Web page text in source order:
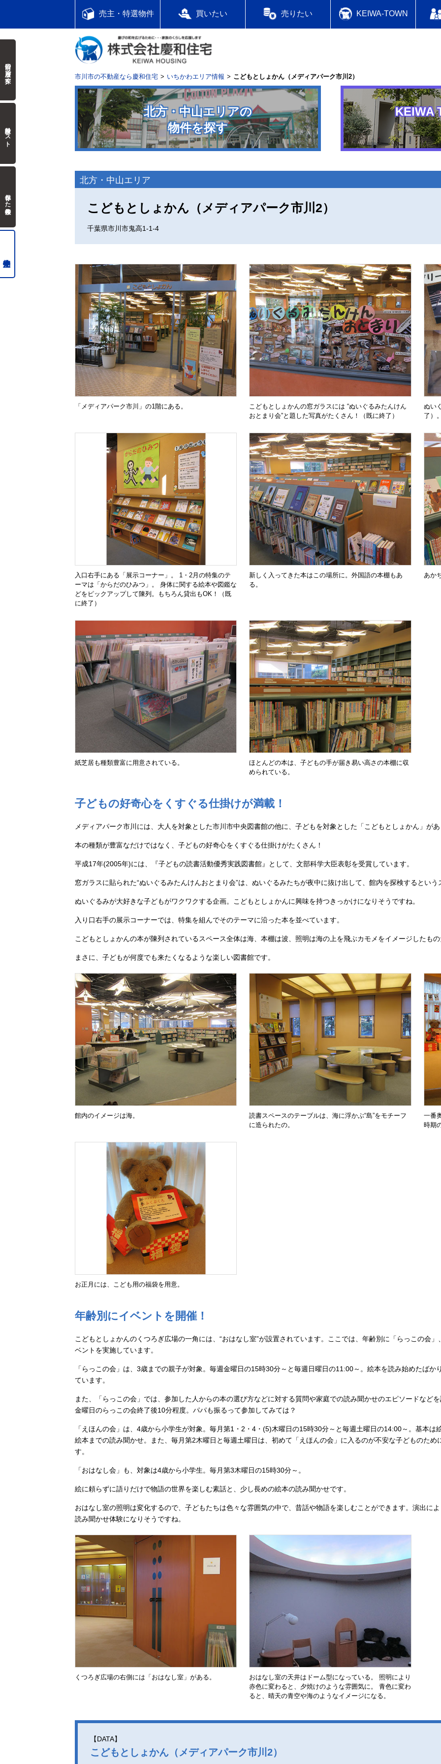
売主・特選物件 買いたい 売りたい KEIWA-TOWN
市川市の不動産なら慶和住宅 いちかわエリア情報 こどもとしょかん（メディアパーク市川2）
北方・中山エリアの
物件を探す
KEIWA
北方・中山エリア
こどもとしょかん（メディアパーク市川2）
千葉県市川市鬼高1-1-4
「メディアパーク市川」の1階にある。
こどもとしょかんの窓ガラスには “ぬいぐるみたんけん
おとまり会”と題した写真がたくさん！（既に終了）
ぬい
了）
入口右手にある「展示コーナー」。 1・2月の特集のテ
ーマは「からだのひみつ」。 身体に関する絵本や図鑑な
どをピックアップして陳列。もちろん貸出もOK！（既
に終了）
新しく入ってきた本はこの場所に。外国語の本棚もあ
る。
あか
紙芝居も種類豊富に用意されている。
ほとんどの本は、子どもの手が届き易い高さの本棚に収
められている。
子どもの好奇心をくすぐる仕掛けが満載！
メディアパーク市川には、大人を対象とした市川市中央図書館の他に、子どもを対象とした「こどもとしょかん」が
本の種類が豊富なだけではなく、子どもの好奇心をくすぐる仕掛けがたくさん！
平成17年(2005年)には、『子どもの読書活動優秀実践図書館』として、文部科学大臣表彰を受賞しています。
窓ガラスに貼られた“ぬいぐるみたんけんおとまり会”は、ぬいぐるみたちが夜中に抜け出して、館内を探検するとい
ぬいぐるみが大好きな子どもがワクワクする企画。こどもとしょかんに興味を持つきっかけになりそうですね。
入り口右手の展示コーナーでは、特集を組んでそのテーマに沿った本を並べています。
こどもとしょかんの本が陳列されているスペース全体は海、本棚は波、照明は海の上を飛ぶカモメをイメージしたも
まさに、子どもが何度でも来たくなるような楽しい図書館です。
館内のイメージは海。
読書スペースのテーブルは、海に浮かぶ“島”をモチーフ
に造られたの。
一番
時期
お正月には、こども用の福袋を用意。
年齢別にイベントを開催！
こどもとしょかんのくつろぎ広場の一角には、“おはなし室”が設置されています。ここでは、年齢別に「らっこの会
ベントを実施しています。
「らっこの会」は、3歳までの親子が対象。毎週金曜日の15時30分～と毎週日曜日の11:00～。絵本を読み始めたば
ています。
また、「らっこの会」では、参加した人からの本の選び方などに対する質問や家庭での読み聞かせのエピソードなど
金曜日のらっこの会終了後10分程度。パパも振るって参加してみては？
「えほんの会」は、4歳から小学生が対象。毎月第1・2・4・(5)木曜日の15時30分～と毎週土曜日の14:00～。基本
絵本までの読み聞かせ。また、毎月第2木曜日と毎週土曜日は、初めて「えほんの会」に入るのが不安な子どものた
す。
「おはなし会」も、対象は4歳から小学生。毎月第3木曜日の15時30分～。
絵に頼らずに語りだけで物語の世界を楽しむ素話と、少し長めの絵本の読み聞かせです。
おはなし室の照明は変化するので、子どもたちは色々な雰囲気の中で、昔話や物語を楽しむことができます。演出に
読み聞かせ体験になりそうですね。
くつろぎ広場の右側には「おはなし室」がある。
おはなし室の天井はドーム型になっている。 照明により
赤色に変わると、夕焼けのような雰囲気に。 青色に変わ
ると、晴天の青空や海のようなイメージになる。
【DATA】
こどもとしょかん（メディアパーク市川2）
前回の履歴で探す
検討中リスト
保存した検索条件